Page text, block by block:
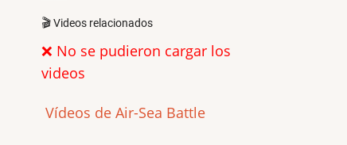
🎬 Videos relacionados
❌ No se pudieron cargar los
videos
Vídeos de Air-Sea Battle